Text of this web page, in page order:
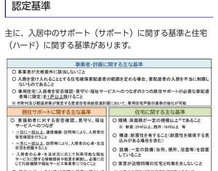
認定基準
主に、入居中のサポート（サポート）に関する基準と住宅
（ハード）に関する基準があります。